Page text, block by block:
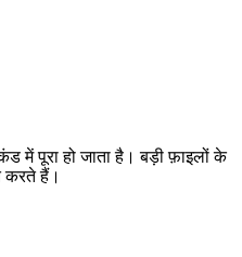
पूरा हो जाता है। बड़ी फ़ाइलों के
करते हैं।